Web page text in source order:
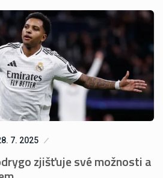
7. 2025
zjišťuje své možnosti a